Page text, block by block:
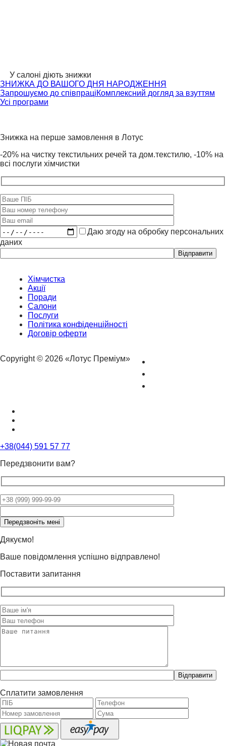
У салоні діють знижки
ЗНИЖКА ДО ВАШОГО ДНЯ НАРОДЖЕННЯ
Запрошуємо до співпраціКомплексний догляд за взуттям
Усі програми
Знижка на перше замовлення в Лотус
-20% на чистку текстильних речей та дом.текстилю, -10% на
всі послуги хімчистки
Даю згоду на обробку персональних
даних
leave
empty.
Хімчистка
Акції
Поради
Салони
Послуги
Політика конфіденційності
Договір оферти
Copyright © 2026 «Лотус Преміум»
+38(044) 591 57 77
Передзвонити вам?
leave
this
field
empty.
Дякуємо!
Ваше повідомлення успішно відправлено!
Поставити запитання
leave
this
field
empty.
Сплатити замовлення